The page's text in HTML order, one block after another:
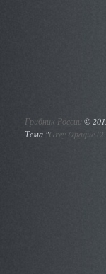
Грибник России ©
Тема "Grey Opaque